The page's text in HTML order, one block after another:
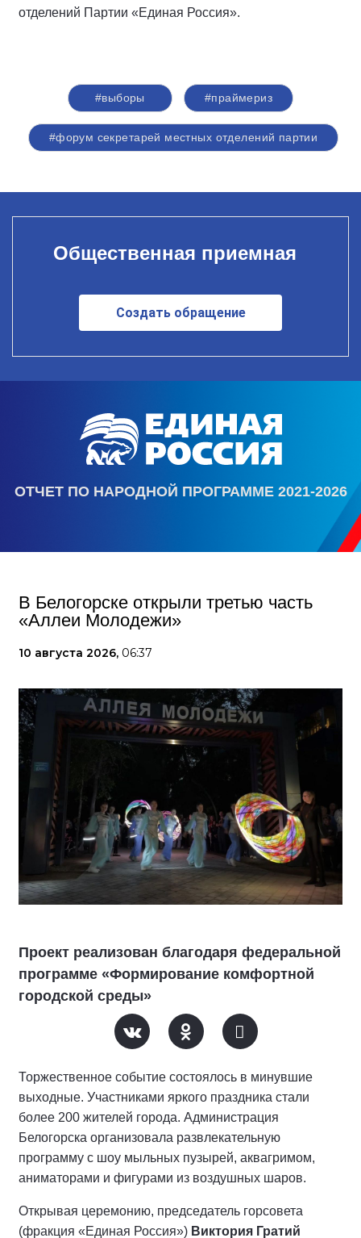
отделений Партии «Единая Россия».
#выборы #праймериз
#форум секретарей местных отделений партии
Общественная приемная
Создать обращение
ОТЧЕТ ПО НАРОДНОЙ ПРОГРАММЕ 2021-2026
В Белогорске открыли третью часть
«Аллеи Молодежи»
10 августа 2026, 06:37
Проект реализован благодаря федеральной
программе «Формирование комфортной
городской среды»
Торжественное событие состоялось в минувшие
выходные. Участниками яркого праздника стали
более 200 жителей города. Администрация
Белогорска организовала развлекательную
программу с шоу мыльных пузырей, аквагримом,
аниматорами и фигурами из воздушных шаров.
Открывая церемонию, председатель горсовета
(фракция «Единая Россия») Виктория Гратий